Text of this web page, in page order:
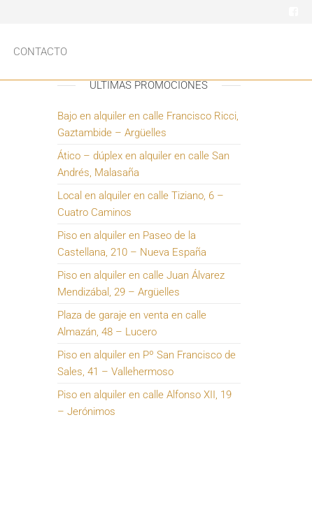
CONTACTO
ÚLTIMAS PROMOCIONES
Bajo en alquiler en calle Francisco Ricci,
Gaztambide – Argüelles
Ático – dúplex en alquiler en calle San
Andrés, Malasaña
Local en alquiler en calle Tiziano, 6 –
Cuatro Caminos
Piso en alquiler en Paseo de la
Castellana, 210 – Nueva España
Piso en alquiler en calle Juan Álvarez
Mendizábal, 29 – Argüelles
Plaza de garaje en venta en calle
Almazán, 48 – Lucero
Piso en alquiler en Pº San Francisco de
Sales, 41 – Vallehermoso
Piso en alquiler en calle Alfonso XII, 19
– Jerónimos